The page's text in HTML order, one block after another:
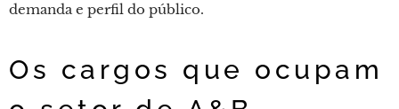
demanda e perfil do público.
Os cargos que ocupam